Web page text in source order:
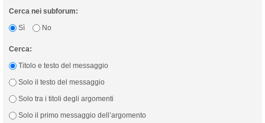
Cerca nei subforum:
Sì
No
Cerca:
Titolo e testo del messaggio
Solo il testo del messaggio
Solo tra i titoli degli argomenti
Solo il primo messaggio dell’argomento